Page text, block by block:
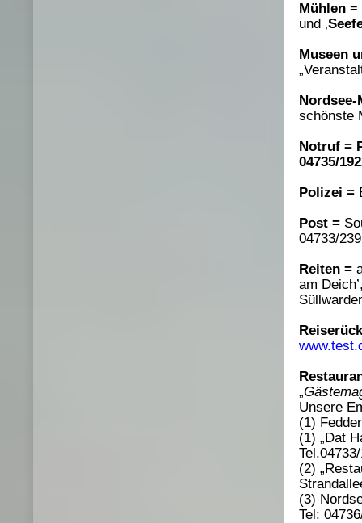
Mühlen =
und ‚
Museen
Nordsee-
schönste
Notruf =
04735/
Polizei =
Post =
04733/
Reiten =
am
„
Unsere
(1)
(1) „Dat
(2)
(3)
Tel: